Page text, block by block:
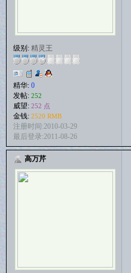
级别: 精灵王
精华: 0
发帖: 252
威望: 252 点
金钱: 2520 RMB
注册时间:2010-03-29
最后登录:2011-08-26
高万芹